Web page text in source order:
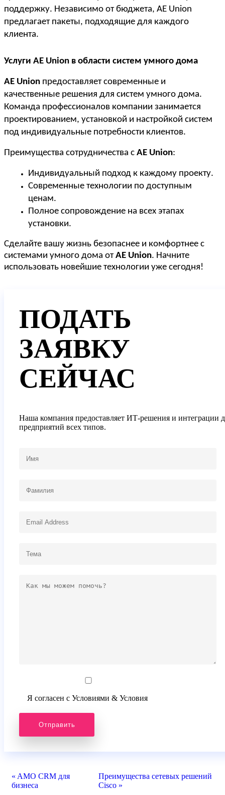
поддержку. Независимо от бюджета, AE Union
предлагает пакеты, подходящие для каждого
клиента.
Услуги AE Union в области систем умного дома
AE Union предоставляет современные и
качественные решения для систем умного дома.
Команда профессионалов компании занимается
проектированием, установкой и настройкой систем
под индивидуальные потребности клиентов.
Преимущества сотрудничества с AE Union:
Индивидуальный подход к каждому проекту.
Современные технологии по доступным
ценам.
Полное сопровождение на всех этапах
установки.
Сделайте вашу жизнь безопаснее и комфортнее с
системами умного дома отAE Union. Начните
использовать новейшие технологии уже сегодня!
ПОДАТЬ
ЗАЯВКУ
СЕЙЧАС
Наша компания предоставляет ИТ-решения и интеграции
предприятий всех типов.
Я согласен с Условиями & Условия
« AMO CRM для
бизнеса
Преимущества сетевых решений
Cisco »